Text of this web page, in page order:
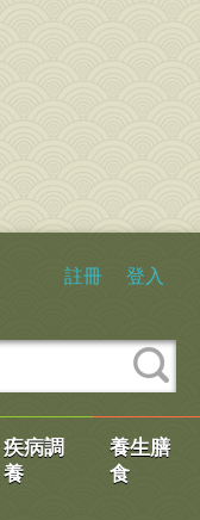
註冊 登入
疾病調
養
養生膳
食